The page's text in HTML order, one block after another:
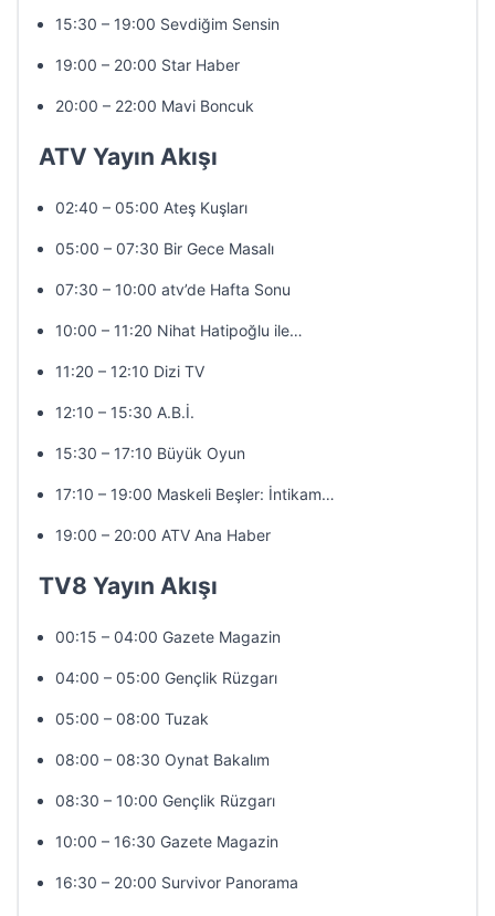
15:30 – 19:00 Sevdiğim Sensin
19:00 – 20:00 Star Haber
20:00 – 22:00 Mavi Boncuk
ATV Yayın Akışı
02:40 – 05:00 Ateş Kuşları
05:00 – 07:30 Bir Gece Masalı
07:30 – 10:00 atv’de Hafta Sonu
10:00 – 11:20 Nihat Hatipoğlu ile…
11:20 – 12:10 Dizi TV
12:10 – 15:30 A.B.İ.
15:30 – 17:10 Büyük Oyun
17:10 – 19:00 Maskeli Beşler: İntikam…
19:00 – 20:00 ATV Ana Haber
TV8 Yayın Akışı
00:15 – 04:00 Gazete Magazin
04:00 – 05:00 Gençlik Rüzgarı
05:00 – 08:00 Tuzak
08:00 – 08:30 Oynat Bakalım
08:30 – 10:00 Gençlik Rüzgarı
10:00 – 16:30 Gazete Magazin
16:30 – 20:00 Survivor Panorama